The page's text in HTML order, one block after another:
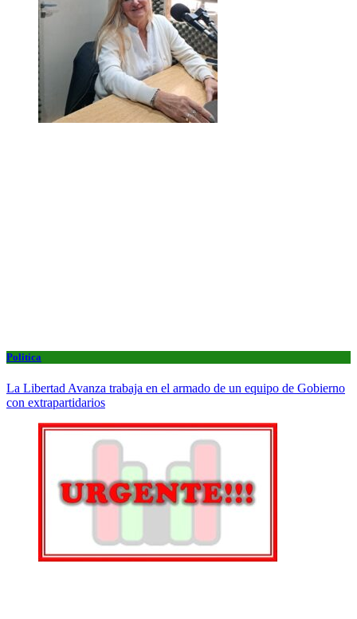
Politica
La Libertad Avanza trabaja en el armado de un equipo de Gobierno
con extrapartidarios